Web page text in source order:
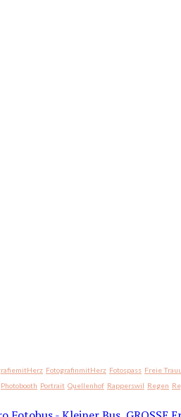
FotografinmitHerz Fotospass Freie
Photobooth Portrait Quellenhof Rapperswil Regen